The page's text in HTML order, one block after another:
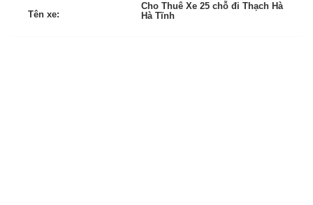
Tên xe:
Cho Thuê Xe 25 chỗ đi Thạch Hà
Hà Tĩnh